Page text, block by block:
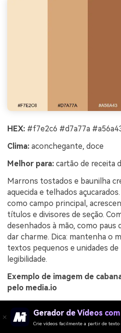
HEX: #f7e2c6 #d7a77a
Clima: aconchegante, doce
Melhor para: cartão de receita
Marrons tostados e baunilha
aquecida e telhados
como campo principal,
títulos e divisores de seção.
desenhados à mão, como paus
dar charme. Dica: mantenha o
textos pequenos e unidades de
legibilidade.
Exemplo de imagem de
pelo media.io
Gerador de Vídeos
Crie vídeos facilmente a partir de texto